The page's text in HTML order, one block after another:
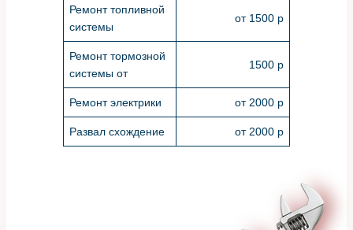
Ремонт топливной
системы
от 1500 р
Ремонт тормозной
системы от
1500 р
Ремонт электрики от 2000 р
Развал схождение от 2000 р